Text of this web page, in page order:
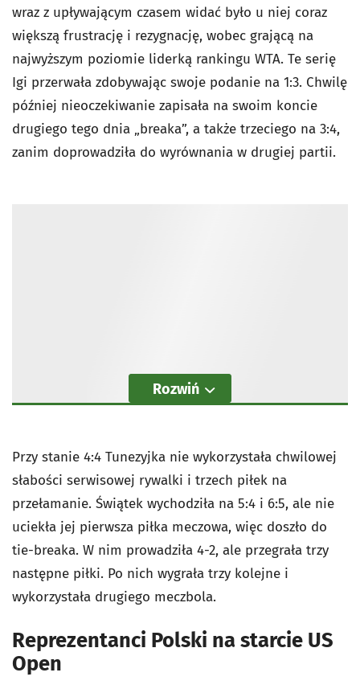
wraz z upływającym czasem widać było u niej coraz
większą frustrację i rezygnację, wobec grającą na
najwyższym poziomie liderką rankingu WTA. Te serię
Igi przerwała zdobywając swoje podanie na 1:3. Chwilę
później nieoczekiwanie zapisała na swoim koncie
drugiego tego dnia „breaka”, a także trzeciego na 3:4,
zanim doprowadziła do wyrównania w drugiej partii.
Rozwiń
Przy stanie 4:4 Tunezyjka nie wykorzystała chwilowej
słabości serwisowej rywalki i trzech piłek na
przełamanie. Świątek wychodziła na 5:4 i 6:5, ale nie
uciekła jej pierwsza piłka meczowa, więc doszło do
tie-breaka. W nim prowadziła 4-2, ale przegrała trzy
następne piłki. Po nich wygrała trzy kolejne i
wykorzystała drugiego meczbola.
Reprezentanci Polski na starcie US
Open